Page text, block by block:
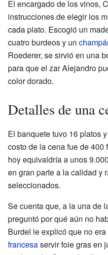
El encargado de los vinos,
instrucciones de elegir los
cada plato. Escogió un
cuatro burdeos y un
Roederer, se sirvió en una
para que el zar Alejandro
color dorado.
Detalles de una
El banquete tuvo 16 platos
costo de la cena fue de
hoy equivaldría a unos
en gran parte a la calidad y
seleccionados.
Se cuenta que, a la una de
preguntó por qué aún no
Burdel le explicó que no
francesaservir foie gras en